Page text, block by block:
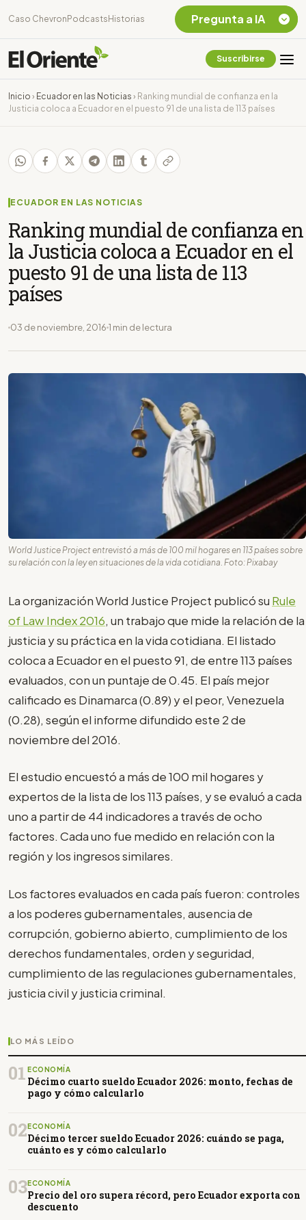
Caso Chevron Podcasts Historias
Suscribirse
Inicio › Ecuador en las Noticias › Ranking mundial de confianza en la
Justicia coloca a Ecuador en el puesto 91 de una lista de 113 países
ECUADOR EN LAS NOTICIAS
Ranking mundial de confianza en
la Justicia coloca a Ecuador en el
puesto 91 de una lista de 113
países
03 de noviembre, 2016 1 min de lectura
World Justice Project entrevistó a más de 100 mil hogares en 113 países sobre
su relación con la ley en situaciones de la vida cotidiana. Foto: Pixabay
La organización World Justice Project publicó su Rule
of Law Index 2016, un trabajo que mide la relación de la
justicia y su práctica en la vida cotidiana. El listado
coloca a Ecuador en el puesto 91, de entre 113 países
evaluados, con un puntaje de 0.45. El país mejor
calificado es Dinamarca (0.89) y el peor, Venezuela
(0.28), según el informe difundido este 2 de
noviembre del 2016.
El estudio encuestó a más de 100 mil hogares y
expertos de la lista de los 113 países, y se evaluó a cada
uno a partir de 44 indicadores a través de ocho
factores. Cada uno fue medido en relación con la
región y los ingresos similares.
Los factores evaluados en cada país fueron: controles
a los poderes gubernamentales, ausencia de
corrupción, gobierno abierto, cumplimiento de los
derechos fundamentales, orden y seguridad,
cumplimiento de las regulaciones gubernamentales,
justicia civil y justicia criminal.
LO MÁS LEÍDO
01 ECONOMÍA
Décimo cuarto sueldo Ecuador 2026: monto, fechas de
pago y cómo calcularlo
02ECONOMÍA
Décimo tercer sueldo Ecuador 2026: cuándo se paga,
cuánto es y cómo calcularlo
03ECONOMÍA
Precio del oro supera récord, pero Ecuador exporta con
descuento
Pregunta a IA
Chevron Ecuador